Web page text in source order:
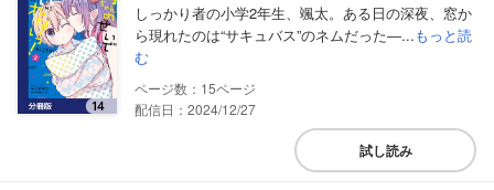
しっかり者の小学2年生、颯太。ある日の深夜、窓か
ら現れたのは“サキュバス”のネムだった―...もっと読
む
15
配信日：2024/12/27
試し読み